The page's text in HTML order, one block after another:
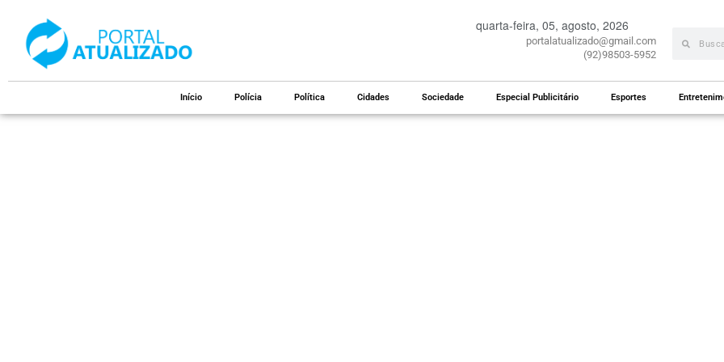
quarta-feira, 05, agosto, 2026
portalatualizado@gmail.com
(92)98503-5952
Início Polícia Política Cidades Sociedade Especial Publicitário Esportes